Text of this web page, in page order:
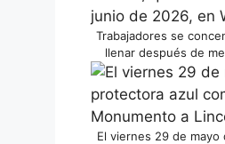
Trabajadores se
llenar después de
El viernes 29 de